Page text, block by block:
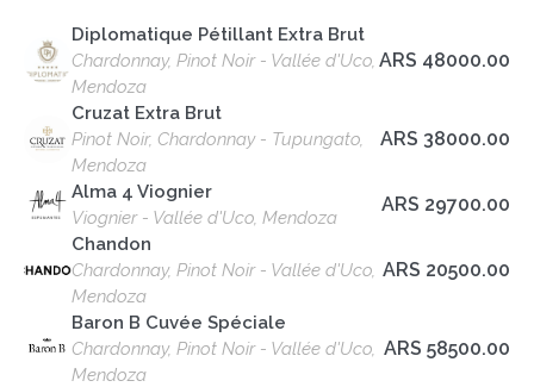
Diplomatique Pétillant Extra Brut
Chardonnay, Pinot Noir - Vallée d'Uco,
Mendoza
ARS 48000.00
Cruzat Extra Brut
Pinot Noir, Chardonnay - Tupungato,
Mendoza
ARS 38000.00
Alma 4 Viognier
Viognier - Vallée d'Uco, Mendoza
ARS 29700.00
Chandon
Chardonnay, Pinot Noir - Vallée d'Uco,
Mendoza
ARS 20500.00
Baron B Cuvée Spéciale
Chardonnay, Pinot Noir - Vallée d'Uco,
Mendoza
ARS 58500.00